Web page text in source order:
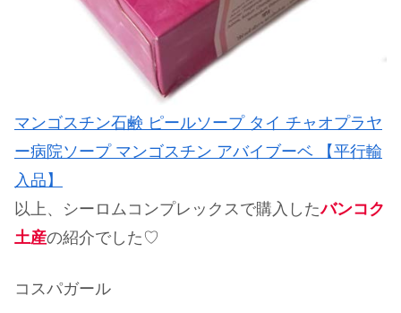
マンゴスチン石鹸 ピールソープ タイ チャオプラヤ
ー病院ソープ マンゴスチン アバイブーベ 【平行輸
入品】
以上、シーロムコンプレックスで購入したバンコク
土産の紹介でした♡
コスパガール